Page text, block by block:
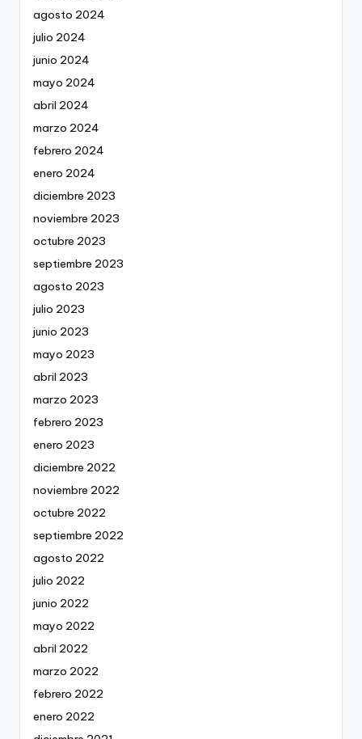
agosto 2024
julio 2024
junio 2024
mayo 2024
abril 2024
marzo 2024
febrero 2024
enero 2024
diciembre 2023
noviembre 2023
octubre 2023
septiembre 2023
agosto 2023
julio 2023
junio 2023
mayo 2023
abril 2023
marzo 2023
febrero 2023
enero 2023
diciembre 2022
noviembre 2022
octubre 2022
septiembre 2022
agosto 2022
julio 2022
junio 2022
mayo 2022
abril 2022
marzo 2022
febrero 2022
enero 2022